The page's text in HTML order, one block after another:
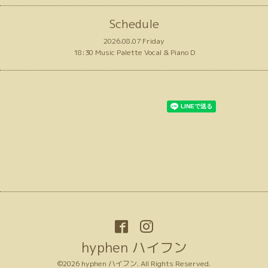
Schedule
2026.08.07 Friday
18:30 Music Palette Vocal & Piano D
hyphen ハイフン
©2026 hyphen ハイフン. All Rights Reserved.